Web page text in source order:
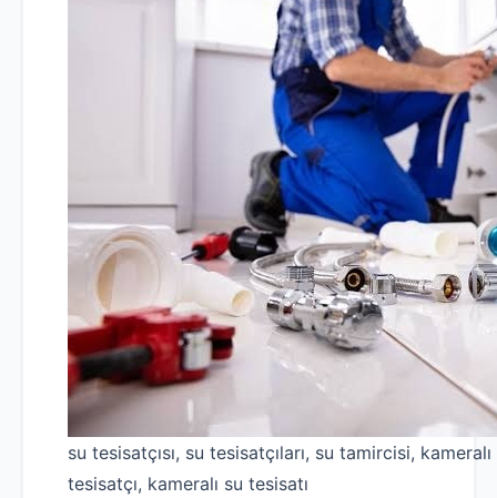
su tesisatçısı, su tesisatçıları, su tamircisi,
tesisatçı, kameralı su tesisatı